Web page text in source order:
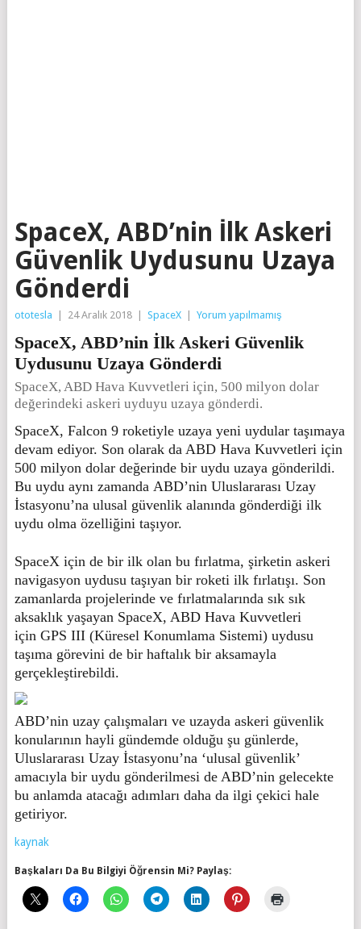
SpaceX, ABD’nin İlk Askeri
Güvenlik Uydusunu Uzaya
Gönderdi
ototesla 24 Aralık 2018 SpaceX Yorum yapılmamış
SpaceX, ABD’nin İlk Askeri Güvenlik
Uydusunu Uzaya Gönderdi
SpaceX, ABD Hava Kuvvetleri için, 500 milyon dolar
değerindeki askeri uyduyu uzaya gönderdi.
SpaceX, Falcon 9 roketiyle uzaya yeni uydular taşımaya
devam ediyor. Son olarak da ABD Hava Kuvvetleri için
500 milyon dolar değerinde bir uydu uzaya gönderildi.
Bu uydu aynı zamanda ABD’nin Uluslararası Uzay
İstasyonu’na ulusal güvenlik alanında gönderdiği ilk
uydu olma özelliğini taşıyor.
SpaceX için de bir ilk olan bu fırlatma, şirketin askeri
navigasyon uydusu taşıyan bir roketi ilk fırlatışı. Son
zamanlarda projelerinde ve fırlatmalarında sık sık
aksaklık yaşayan SpaceX, ABD Hava Kuvvetleri
için GPS III (Küresel Konumlama Sistemi) uydusu
taşıma görevini de bir haftalık bir aksamayla
gerçekleştirebildi.
ABD’nin uzay çalışmaları ve uzayda askeri güvenlik
konularının hayli gündemde olduğu şu günlerde,
Uluslararası Uzay İstasyonu’na ‘ulusal güvenlik’
amacıyla bir uydu gönderilmesi de ABD’nin gelecekte
bu anlamda atacağı adımları daha da ilgi çekici hale
getiriyor.
kaynak
Başkaları Da Bu Bilgiyi Öğrensin Mi? Paylaş: